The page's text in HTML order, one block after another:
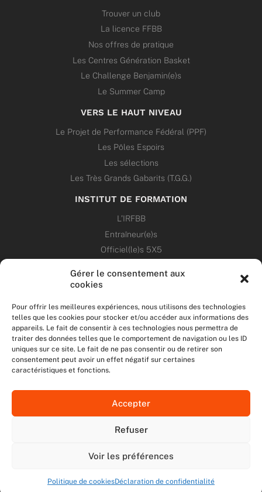
Gérer le consentement aux
cookies
Pour offrir les meilleures expériences, nous utilisons des technologies
telles que les cookies pour stocker et/ou accéder aux informations des
appareils. Le fait de consentir à ces technologies nous permettra de
traiter des données telles que le comportement de navigation ou les ID
uniques sur ce site. Le fait de ne pas consentir ou de retirer son
consentement peut avoir un effet négatif sur certaines
caractéristiques et fonctions.
Accepter
Refuser
Voir les préférences
Politique de cookiesDéclaration de confidentialité
Trouver un club
La licence FFBB
Nos offres de pratique
Les Centres Génération Basket
Le Challenge Benjamin(e)s
Le Summer Camp
VERS LE HAUT NIVEAU
Le Projet de Performance Fédéral (PPF)
Les Pôles Espoirs
Les sélections
Les Très Grands Gabarits (T.G.G.)
INSTITUT DE FORMATION
L’IRFBB
Entraîneur(e)s
Officiel(le)s 5X5
ANNONCES
ÉVÉNEMENTS
NOS RÉSEAUX SOCIAUX
b
o
T
i
t
r
I
s
a
r
u
e
2022 - Ligue Ile de France de Basketball
MENTIONS LÉGALES
DONNÉES PERSONNELLES